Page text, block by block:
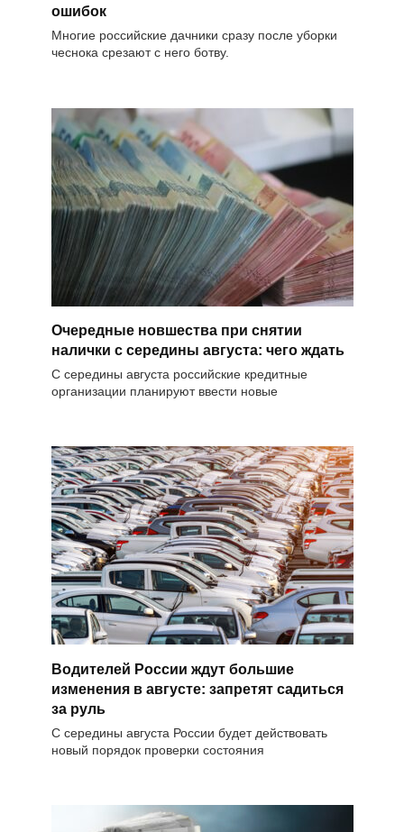
ошибок
Многие российские дачники сразу после уборки
чеснока срезают с него ботву.
Очередные новшества при снятии
налички с середины августа: чего ждать
С середины августа российские кредитные
организации планируют ввести новые
Водителей России ждут большие
изменения в августе: запретят садиться
за руль
С середины августа России будет действовать
новый порядок проверки состояния